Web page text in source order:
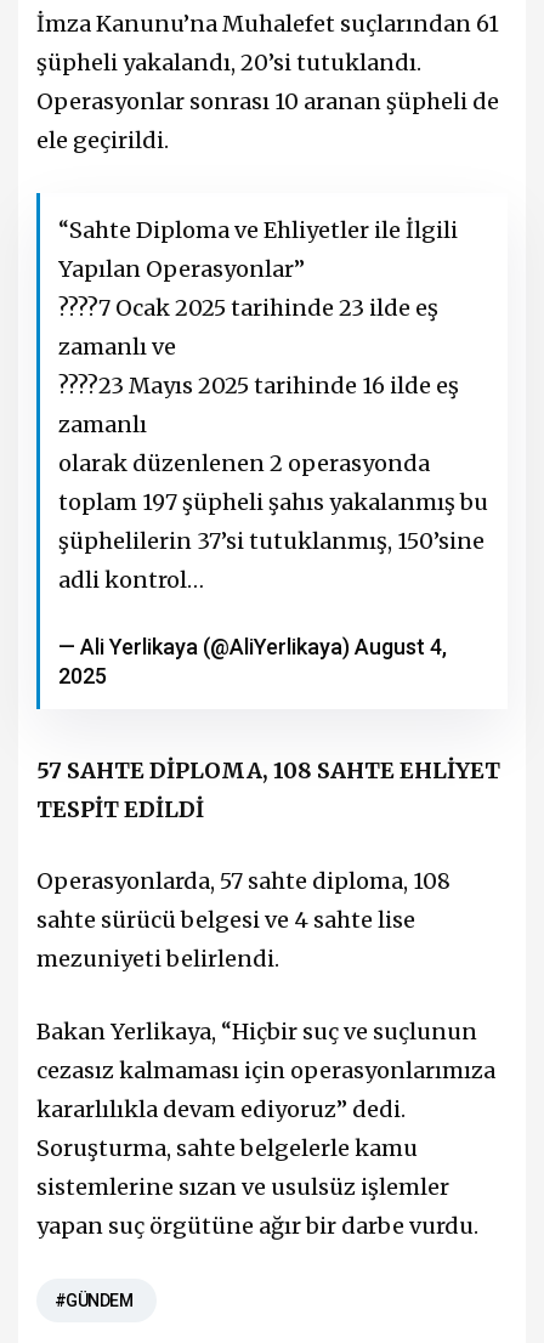
İmza Kanunu’na Muhalefet suçlarından 61
şüpheli yakalandı, 20’si tutuklandı.
Operasyonlar sonrası 10 aranan şüpheli de
ele geçirildi.
“Sahte Diploma ve Ehliyetler ile İlgili
Yapılan Operasyonlar”
????7 Ocak 2025 tarihinde 23 ilde eş
zamanlı ve
????23 Mayıs 2025 tarihinde 16 ilde eş
zamanlı
olarak düzenlenen 2 operasyonda
toplam 197 şüpheli şahıs yakalanmış bu
şüphelilerin 37’si tutuklanmış, 150’sine
adli kontrol…
— Ali Yerlikaya (@AliYerlikaya)August 4,
2025
57 SAHTE DİPLOMA, 108 SAHTE EHLİYET
TESPİT EDİLDİ
Operasyonlarda, 57 sahte diploma, 108
sahte sürücü belgesi ve 4 sahte lise
mezuniyeti belirlendi.
Bakan Yerlikaya, “Hiçbir suç ve suçlunun
cezasız kalmaması için operasyonlarımıza
kararlılıkla devam ediyoruz” dedi.
Soruşturma, sahte belgelerle kamu
sistemlerine sızan ve usulsüz işlemler
yapan suç örgütüne ağır bir darbe vurdu.
#GÜNDEM